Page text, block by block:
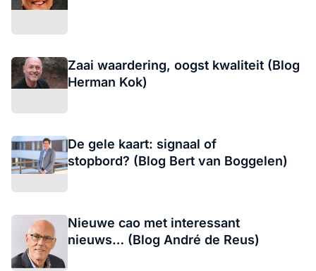
Zaai waardering, oogst kwaliteit (Blog
Herman Kok)
De gele kaart: signaal of
stopbord? (Blog Bert van Boggelen)
Nieuwe cao met interessant
nieuws… (Blog André de Reus)